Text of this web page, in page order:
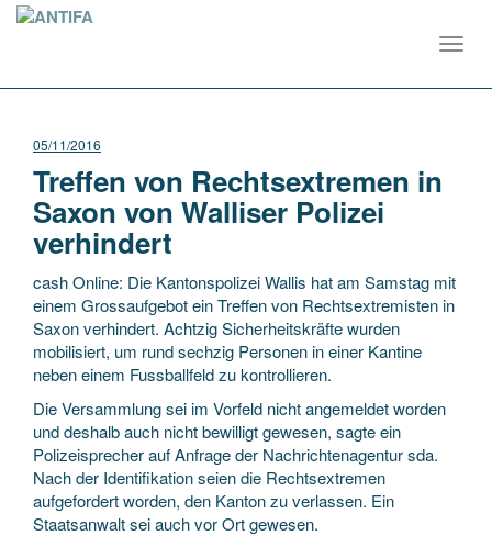
05/11/2016
Treffen von Rechtsextremen in
Saxon von Walliser Polizei
verhindert
cash Online: Die Kantonspolizei Wallis hat am Samstag mit
einem Grossaufgebot ein Treffen von Rechtsextremisten in
Saxon verhindert. Achtzig Sicherheitskräfte wurden
mobilisiert, um rund sechzig Personen in einer Kantine
neben einem Fussballfeld zu kontrollieren.
Die Versammlung sei im Vorfeld nicht angemeldet worden
und deshalb auch nicht bewilligt gewesen, sagte ein
Polizeisprecher auf Anfrage der Nachrichtenagentur sda.
Nach der Identifikation seien die Rechtsextremen
aufgefordert worden, den Kanton zu verlassen. Ein
Staatsanwalt sei auch vor Ort gewesen.